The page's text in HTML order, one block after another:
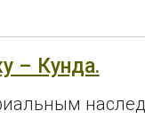
– Кунда.